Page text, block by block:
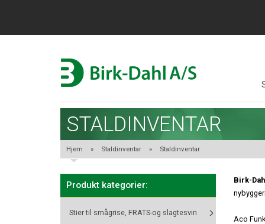
STALDINVENTAR
Hjem » Staldinventar » Staldinventar
Produkt kategorier:
Stier til smågrise, FRATS-og slagtesvin
Birk-
Aco